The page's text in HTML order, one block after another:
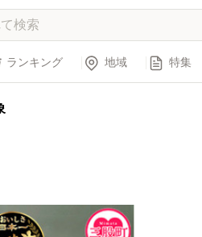
ランキング 地域 特集